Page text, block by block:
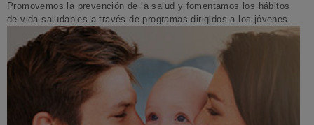
Promovemos la prevención de la salud y fomentamos los hábitos
de vida saludables a través de programas dirigidos a los jóvenes.